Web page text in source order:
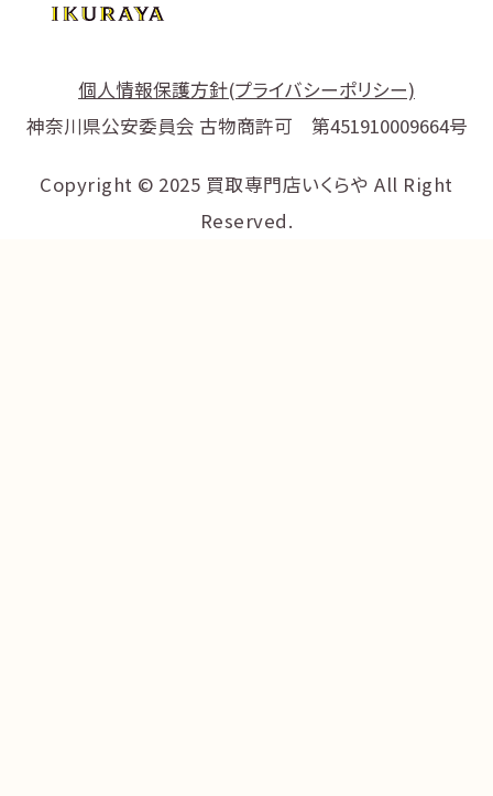
個人情報保護方針(プライバシーポリシー)
神奈川県公安委員会 古物商許可 第451910009664号
Copyright © 2025 買取専門店いくらや All Right
Reserved.